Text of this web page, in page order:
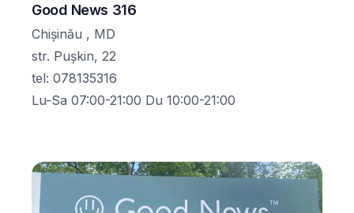
Good News 316
Chișinău , MD
str. Pușkin, 22
tel: 078135316
Lu-Sa 07:00-21:00 Du 10:00-21:00